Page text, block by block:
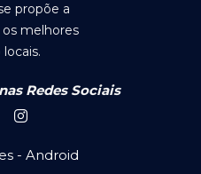
propõe a
melhores
Redes Sociais
- Android